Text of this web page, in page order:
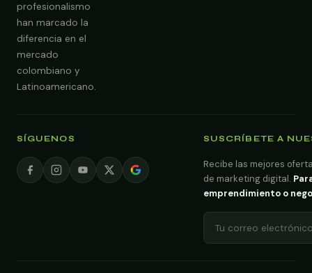
profesionalismo
han marcado la
diferencia en el
mercado
colombiano y
Latinoamericano.
SÍGUENOS SUSCRÍBETE A
Recibe las mejores
de marketing digital.
emprendimiento o